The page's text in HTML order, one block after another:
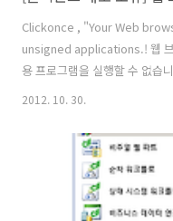
Clickonce , "Your Web
unsigned applications.! 웹 브
용 프로그램을 실행할 수 없습
때 대처 방법입니다. 서명되지
고급에서 원래대로 로 돌려
Internet Options ->
install even if the signature
가 가능하게 허용을 해..
2012. 10. 30.